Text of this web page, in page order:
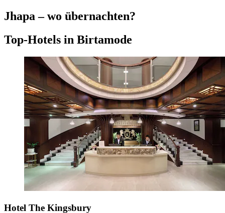
Jhapa – wo übernachten?
Top-Hotels in Birtamode
Hotel The Kingsbury